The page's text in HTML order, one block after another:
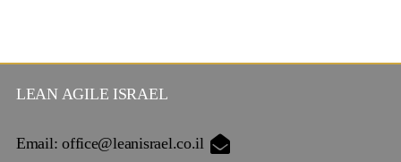
LEAN AGILE ISRAEL
Email: office@leanisrael.co.il